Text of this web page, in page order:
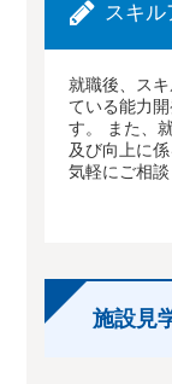
スキル
就職後、ス
ている能力
す。 また、
及び向上に
気軽にご相談
施設見